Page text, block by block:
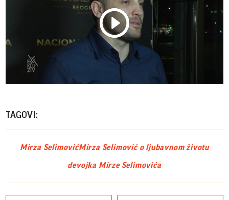
Play
TAGOVI:
Mirza SelimovićMirza Selimović o ljubavnom životu
devojka Mirze Selimovića